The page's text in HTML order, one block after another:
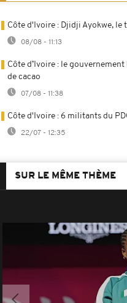
Côte d'Ivoire : Djidji Ayokwe,
08/08 - 11:13
Côte d’Ivoire : le
de cacao
07/08 - 11:38
Côte d'Ivoire : 6 militants du
22/07 - 12:35
SUR LE MÊME THÈME